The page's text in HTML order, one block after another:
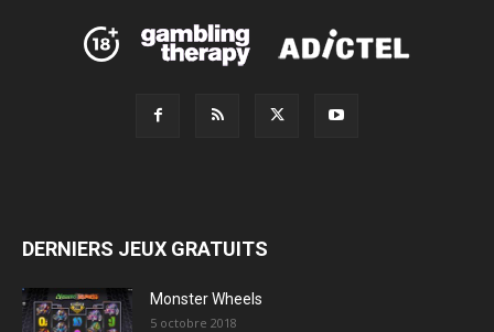
DERNIERS JEUX GRATUITS
Monster Wheels
5 octobre 2018